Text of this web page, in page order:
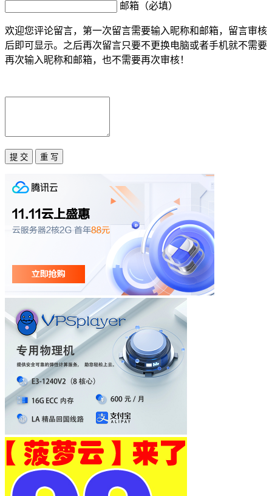
邮箱（必填）
欢迎您评论留言，第一次留言需要输入昵称和邮箱，留言审核
后即可显示。之后再次留言只要不更换电脑或者手机就不需要
再次输入昵称和邮箱，也不需要再次审核！